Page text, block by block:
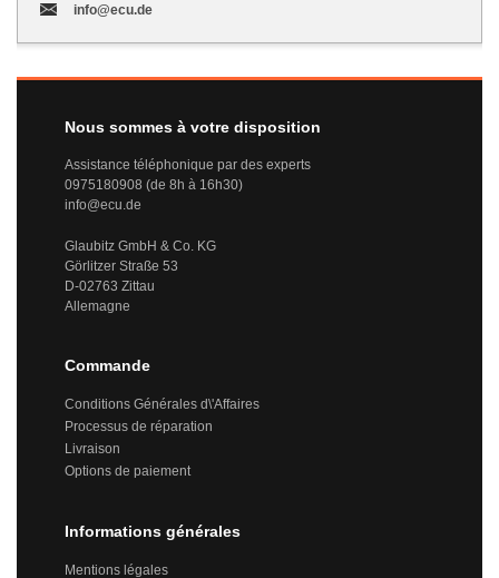
info@ecu.de
Nous sommes à votre disposition
Assistance téléphonique par des experts
0975180908 (de 8h à 16h30)
info@ecu.de
Glaubitz GmbH & Co. KG
Görlitzer Straße 53
D-02763 Zittau
Allemagne
Commande
Conditions Générales d\'Affaires
Processus de réparation
Livraison
Options de paiement
Informations générales
Mentions légales